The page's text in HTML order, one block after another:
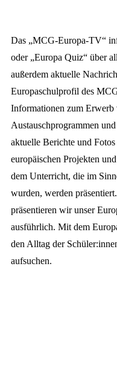
Das „MCG-Europa-TV“
oder „Europa Quiz“ über
außerdem aktuelle
Europaschulprofil des
Informationen zum Erwerb
Austauschprogrammen
aktuelle Berichte und
europäischen Projekten
dem Unterricht, die im
wurden, werden
präsentieren wir unser
ausführlich. Mit dem
den Alltag der
aufsuchen.